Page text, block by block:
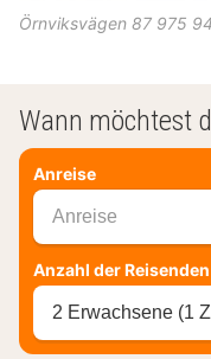
Örnviksvägen 87 975 94
Wann möchtest
Anreise
Anreise
Anzahl der Reisenden
2 Erwachsene (1